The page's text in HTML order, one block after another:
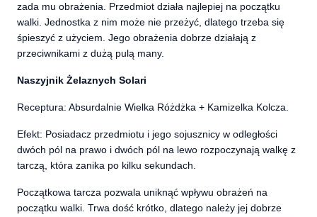
zada mu obrażenia. Przedmiot działa najlepiej na początku
walki. Jednostka z nim może nie przeżyć, dlatego trzeba się
śpieszyć z użyciem. Jego obrażenia dobrze działają z
przeciwnikami z dużą pulą many.
Naszyjnik Żelaznych Solari
Receptura: Absurdalnie Wielka Różdżka + Kamizelka Kolcza.
Efekt: Posiadacz przedmiotu i jego sojusznicy w odległości
dwóch pól na prawo i dwóch pól na lewo rozpoczynają walkę z
tarczą, która zanika po kilku sekundach.
Początkowa tarcza pozwala uniknąć wpływu obrażeń na
początku walki. Trwa dość krótko, dlatego należy jej dobrze